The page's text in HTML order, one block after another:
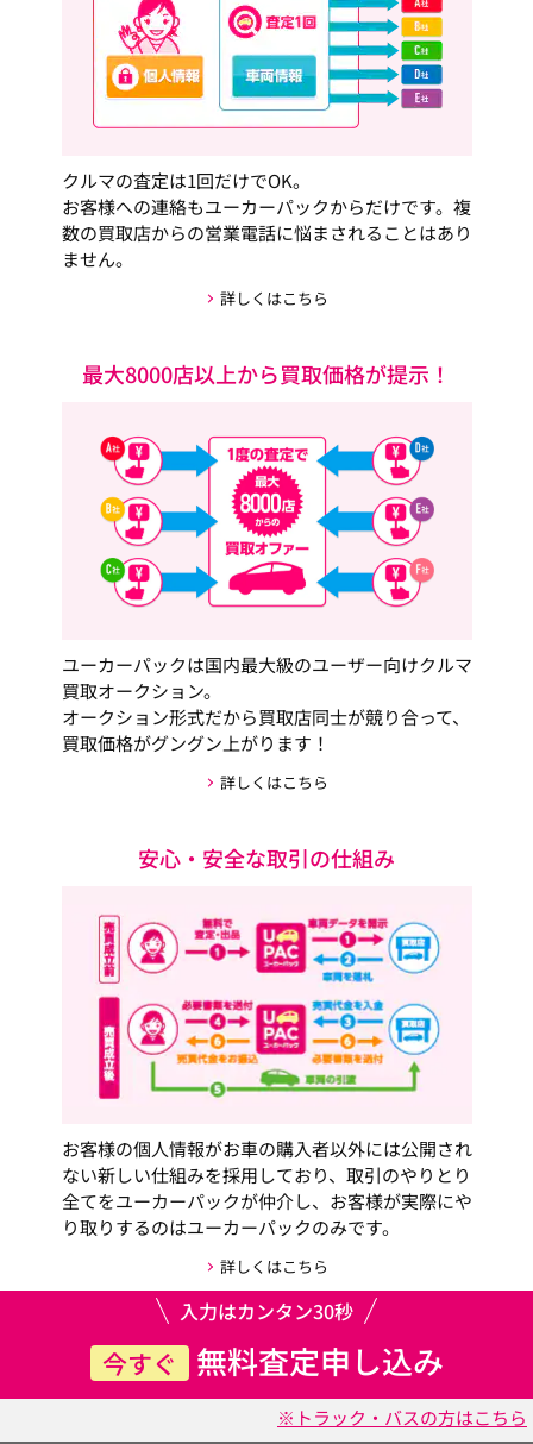
クルマの査定は1回だけでOK。
お客様への連絡もユーカーパックからだけです。複
数の買取店からの営業電話に悩まされることはあり
ません。
詳しくはこちら
最大8000店以上から買取価格が提示！
ユーカーパックは国内最大級のユーザー向けクルマ
買取オークション。
オークション形式だから買取店同士が競り合って、
買取価格がグングン上がります！
詳しくはこちら
安心・安全な取引の仕組み
お客様の個人情報がお車の購入者以外には公開され
ない新しい仕組みを採用しており、取引のやりとり
全てをユーカーパックが仲介し、お客様が実際にや
り取りするのはユーカーパックのみです。
詳しくはこちら
入力はカンタン30秒
今すぐ 無料査定申し込み
※トラック・バスの方はこちら